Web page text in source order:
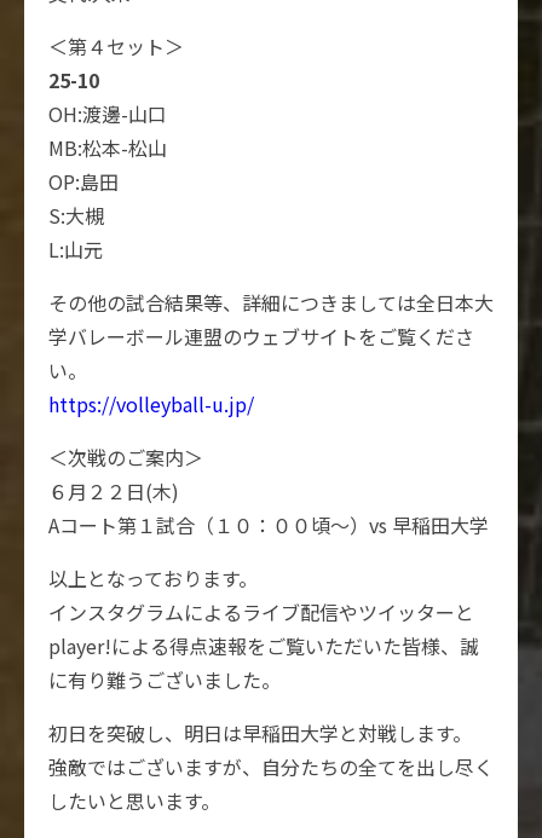
＜第４セット＞
25-10
OH:渡邊-山口
MB:松本-松山
OP:島田
S:大槻
L:山元
その他の試合結果等、詳細につきましては全日本大
学バレーボール連盟のウェブサイトをご覧くださ
い。
https://volleyball-u.jp/
＜次戦のご案内＞
６月２２日(木)
Aコート第１試合（１０：００頃〜）vs 早稲田大学
以上となっております。
インスタグラムによるライブ配信やツイッターと
player!による得点速報をご覧いただいた皆様、誠
に有り難うございました。
初日を突破し、明日は早稲田大学と対戦します。
強敵ではございますが、自分たちの全てを出し尽く
したいと思います。